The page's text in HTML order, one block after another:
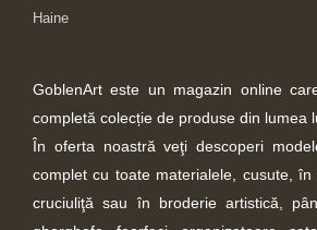
Haine
GoblenArt este un magazin online
completă colecție de produse din lumea
În oferta noastră veţi descoperi
complet cu toate materialele, cusute,
cruciuliţă sau în broderie artistică,